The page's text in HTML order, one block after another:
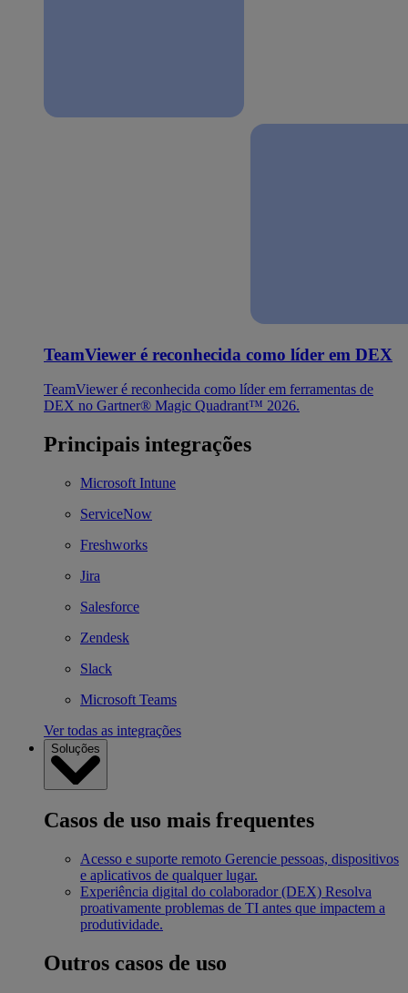
TeamViewer é reconhecida como líder em DEX
TeamViewer é reconhecida como líder em ferramentas de
DEX no Gartner® Magic Quadrant™ 2026.
Principais integrações
Microsoft Intune
ServiceNow
Freshworks
Jira
Salesforce
Zendesk
Slack
Microsoft Teams
Ver todas as integrações
Soluções
Casos de uso mais frequentes
Acesso e suporte remoto Gerencie pessoas, dispositivos
e aplicativos de qualquer lugar.
Experiência digital do colaborador (DEX) Resolva
proativamente problemas de TI antes que impactem a
produtividade.
Outros casos de uso